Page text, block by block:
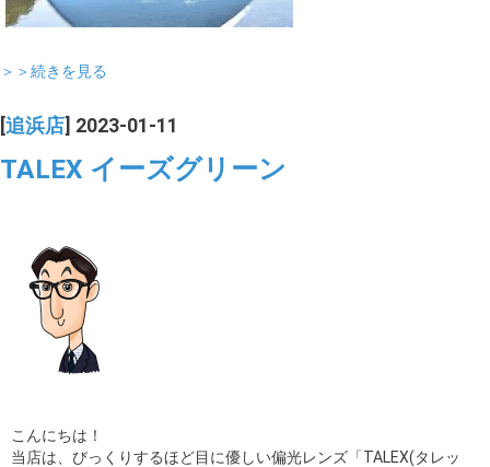
＞＞続きを見る
[追浜店] 2023-01-11
TALEX イーズグリーン
こんにちは！
当店は、びっくりするほど目に優しい偏光レンズ「TALEX(タレッ